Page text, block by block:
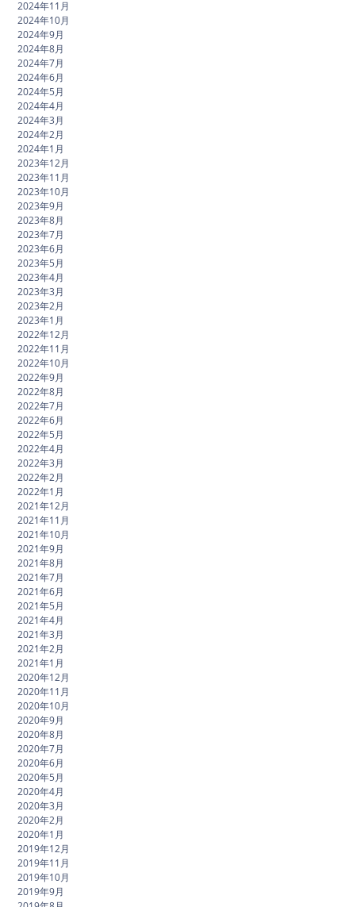
2024年11月
2024年10月
2024年9月
2024年8月
2024年7月
2024年6月
2024年5月
2024年4月
2024年3月
2024年2月
2024年1月
2023年12月
2023年11月
2023年10月
2023年9月
2023年8月
2023年7月
2023年6月
2023年5月
2023年4月
2023年3月
2023年2月
2023年1月
2022年12月
2022年11月
2022年10月
2022年9月
2022年8月
2022年7月
2022年6月
2022年5月
2022年4月
2022年3月
2022年2月
2022年1月
2021年12月
2021年11月
2021年10月
2021年9月
2021年8月
2021年7月
2021年6月
2021年5月
2021年4月
2021年3月
2021年2月
2021年1月
2020年12月
2020年11月
2020年10月
2020年9月
2020年8月
2020年7月
2020年6月
2020年5月
2020年4月
2020年3月
2020年2月
2020年1月
2019年12月
2019年11月
2019年10月
2019年9月